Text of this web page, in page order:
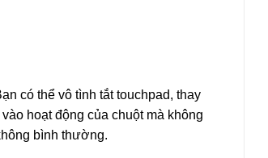
có thể vô tình tắt touchpad, thay
hoạt động của chuột mà không
bình thường.